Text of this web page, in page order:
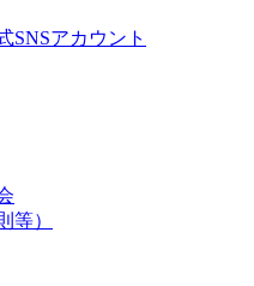
SNSアカウント
等）